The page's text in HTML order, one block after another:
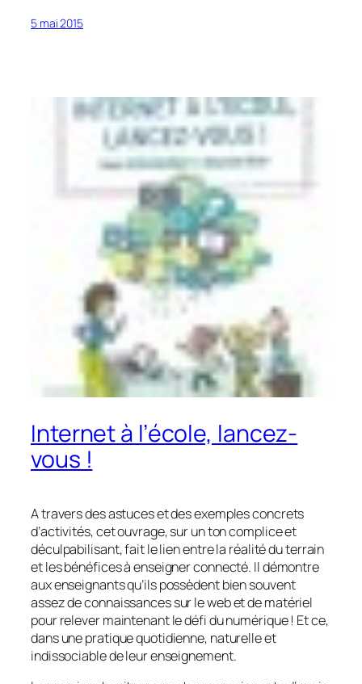
5 mai 2015
Internet à l’école, lancez-
vous !
A travers des astuces et des exemples concrets
d’activités, cet ouvrage, sur un ton complice et
déculpabilisant, fait le lien entre la réalité du terrain
et les bénéfices à enseigner connecté. Il démontre
aux enseignants qu’ils possèdent bien souvent
assez de connaissances sur le web et de matériel
pour relever maintenant le défi du numérique ! Et ce,
dans une pratique quotidienne, naturelle et
indissociable de leur enseignement.